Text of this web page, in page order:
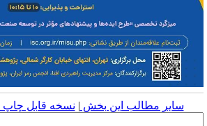
سایر مطالب این بخش | نسخه قابل چاپ|